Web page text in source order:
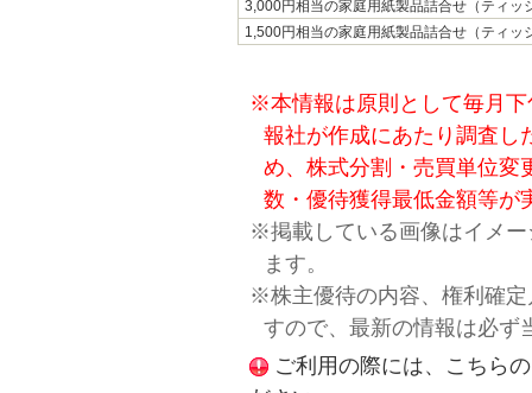
3,000円相当の家庭用紙製品詰合せ（ティッ
1,500円相当の家庭用紙製品詰合せ（ティッ
※本情報は原則として毎月
報社が作成にあたり調査し
め、株式分割・売買単位変
数・優待獲得最低金額等が
※掲載している画像はイメ
ます。
※株主優待の内容、権利確
すので、最新の情報は必ず
ご利用の際には、こちら